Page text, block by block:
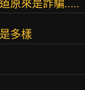
原來是詐騙.....
多樣